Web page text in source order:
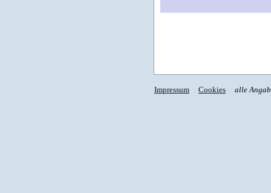
Impressum Cookies alle